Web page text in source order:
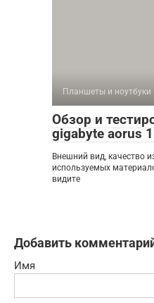
Планшеты и ноутбуки
Обзор и
gigabyte aorus
Внешний вид, качество
используемых
видите
Добавить
Имя